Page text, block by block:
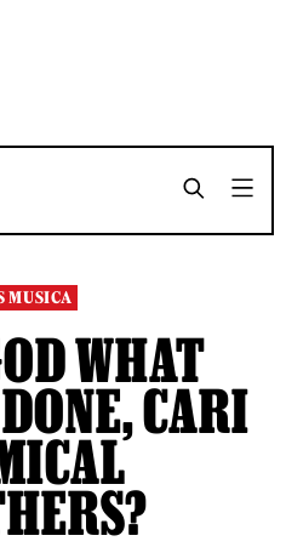
SHARE
SHARE
MUSICA
WHAT
CARI